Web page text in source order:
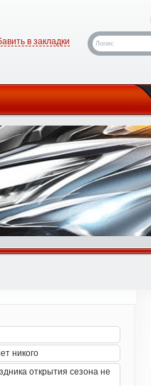
Логин:
в закладки